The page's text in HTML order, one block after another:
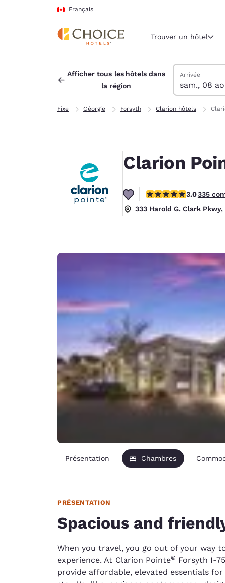
Passer à Contenu Principal
Français
Région et
Français
United
English
América
Europe
Ireland
United
Asie-Pacifique
Trouver un hôtel
Afficher tous les hôtels dans
la région
Trouver des
samedi 8 août
Arrivée
sam., 08
dimanche 9
Date de
Date
Fixe Géorgie Forsyth Clarion hôtels
Clarion
3.01 étoiles. Moyen.
3.0335
333 Harold G. Clark
Présentation Chambres
PRÉSENTATION
Spacious and
When you travel, you go out of your way
experience. At Clarion Pointe® Forsyth I-
provide affordable, elevated essentials